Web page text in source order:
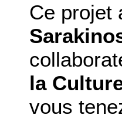
Ce projet
la
vous